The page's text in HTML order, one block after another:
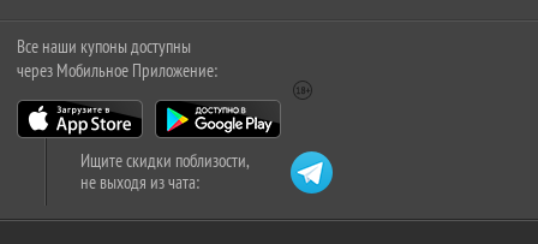
Все наши купоны доступны
через Мобильное Приложение:
Ищите скидки поблизости,
не выходя из чата: